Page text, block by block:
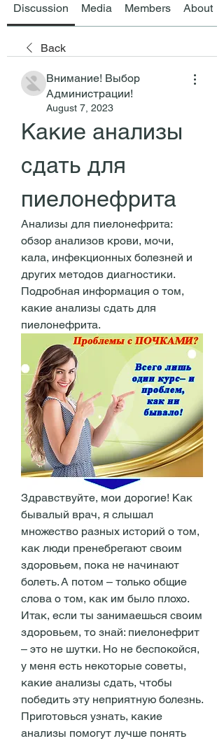
Discussion Media Members About
Back
Внимание! Выбор
Администрации!
August 7, 2023
Какие анализы
сдать для
пиелонефрита
Анализы для пиелонефрита:
обзор анализов крови, мочи,
кала, инфекционных болезней и
других методов диагностики.
Подробная информация о том,
какие анализы сдать для
пиелонефрита.
Здравствуйте, мои дорогие! Как
бывалый врач, я слышал
множество разных историй о том,
как люди пренебрегают своим
здоровьем, пока не начинают
болеть. А потом – только общие
слова о том, как им было плохо.
Итак, если ты занимаешься своим
здоровьем, то знай: пиелонефрит
– это не шутки. Но не беспокойся,
у меня есть некоторые советы,
какие анализы сдать, чтобы
победить эту неприятную болезнь.
Приготовься узнать, какие
анализы помогут лучше понять